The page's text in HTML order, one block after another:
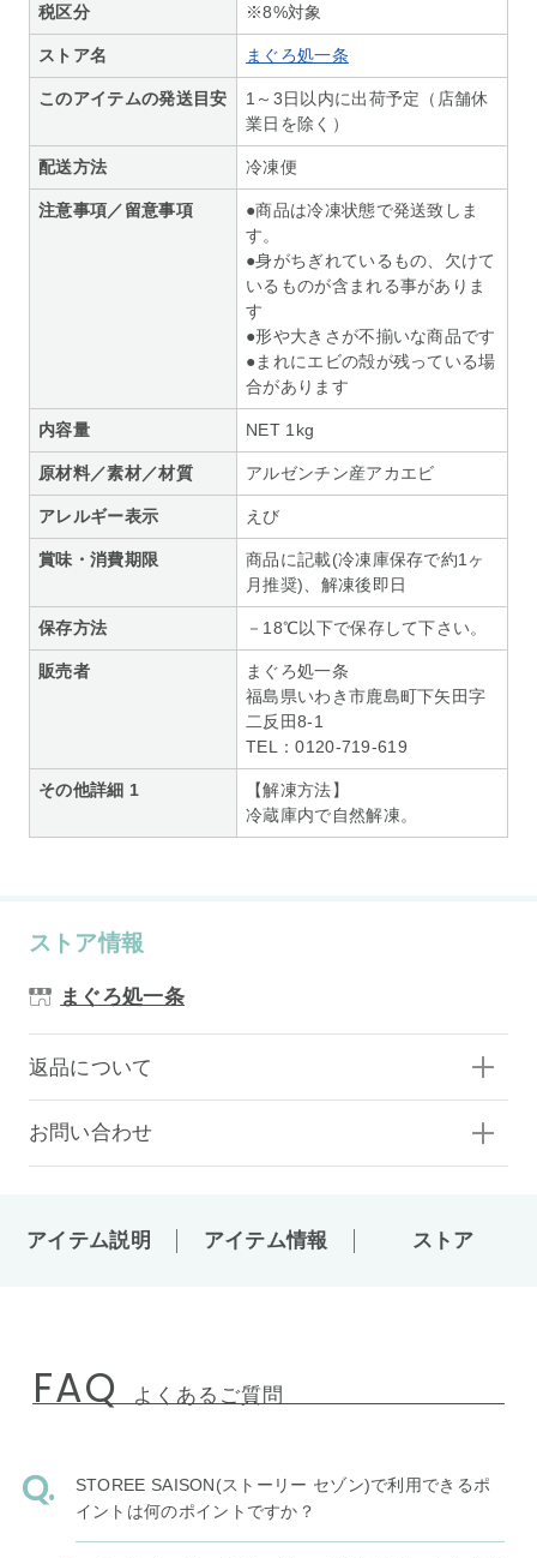
税区分 ※8%対象
ストア名 まぐろ処一条
このアイテムの発送目安
1～3日以内に出荷予定（店舗休
業日を除く）
配送方法 冷凍便
注意事項／留意事項
●商品は冷凍状態で発送致しま
す。
●身がちぎれているもの、欠けて
いるものが含まれる事がありま
す
●形や大きさが不揃いな商品です
●まれにエビの殻が残っている場
合があります
内容量 NET 1kg
原材料／素材／材質 アルゼンチン産アカエビ
アレルギー表示 えび
賞味・消費期限
商品に記載(冷凍庫保存で約1ヶ
月推奨)、解凍後即日
保存方法 －18℃以下で保存して下さい。
販売者
まぐろ処一条
福島県いわき市鹿島町下矢田字
二反田8-1
TEL：0120-719-619
その他詳細 1
【解凍方法】
冷蔵庫内で自然解凍。
ストア情報
まぐろ処一条
返品について
お問い合わせ
アイテム説明 アイテム情報 ストア
FAQ よくあるご質問
STOREE SAISON(ストーリー セゾン)で利用できるポ
イントは何のポイントですか？